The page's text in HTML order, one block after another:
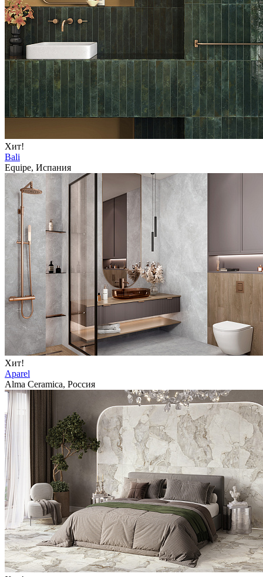
Хит!
Bali
Equipe, Испания
Хит!
Aparel
Alma Ceramica, Россия